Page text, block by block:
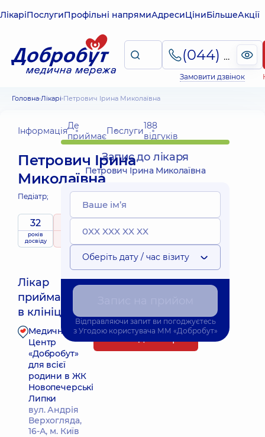
ЛікаріПослугиПрофільні напрямиАдресиЦіниБільшеАкції
(044) 495-2-888
Замовити дзвінок
Головна Лікарі Петрович Ірина Миколаївна
ІнформаціяДе
приймаєПослуги188
відгуків
Петрович Ірина
Миколаївна
Педіатр;
32
років
досвіду
рейтингна підставі
приймає
Лікар
приймає
в клініці
Медичний
Центр
«Добробут»
для всієї
родини в ЖК
Новопечерські
Липки
вул. Андрія
Верхогляда,
16-А, м. Київ
Запис до лікаря
Запис до лікаря
Петрович Ірина Миколаївна
Оберіть дату / час візиту
Відправляючи запит ви погоджуєтесь
з Угодою користувача ММ «Добробут»